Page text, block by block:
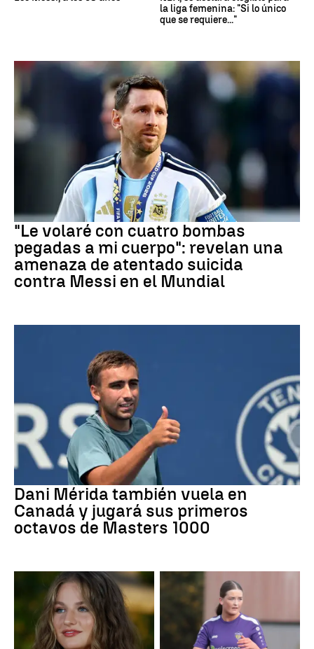
la liga femenina: "Si lo único
que se requiere..."
Mundial 2026
"Le volaré con cuatro bombas
pegadas a mi cuerpo": revelan una
amenaza de atentado suicida
contra Messi en el Mundial
Dani Mérida también vuela en
Canadá y jugará sus primeros
octavos de Masters 1000
Mundial 2026